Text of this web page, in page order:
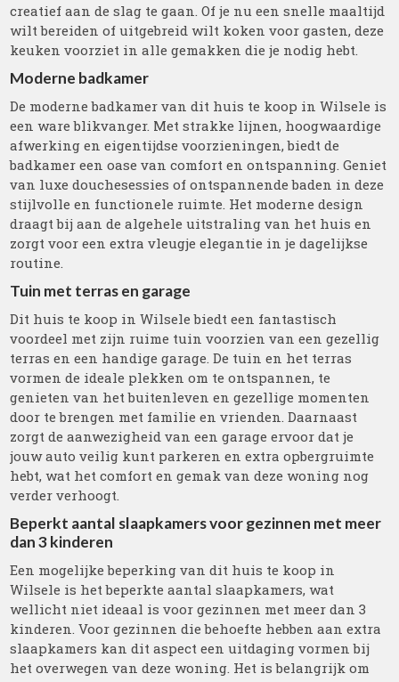
creatief aan de slag te gaan. Of je nu een snelle maaltijd
wilt bereiden of uitgebreid wilt koken voor gasten, deze
keuken voorziet in alle gemakken die je nodig hebt.
Moderne badkamer
De moderne badkamer van dit huis te koop in Wilsele is
een ware blikvanger. Met strakke lijnen, hoogwaardige
afwerking en eigentijdse voorzieningen, biedt de
badkamer een oase van comfort en ontspanning. Geniet
van luxe douchesessies of ontspannende baden in deze
stijlvolle en functionele ruimte. Het moderne design
draagt bij aan de algehele uitstraling van het huis en
zorgt voor een extra vleugje elegantie in je dagelijkse
routine.
Tuin met terras en garage
Dit huis te koop in Wilsele biedt een fantastisch
voordeel met zijn ruime tuin voorzien van een gezellig
terras en een handige garage. De tuin en het terras
vormen de ideale plekken om te ontspannen, te
genieten van het buitenleven en gezellige momenten
door te brengen met familie en vrienden. Daarnaast
zorgt de aanwezigheid van een garage ervoor dat je
jouw auto veilig kunt parkeren en extra opbergruimte
hebt, wat het comfort en gemak van deze woning nog
verder verhoogt.
Beperkt aantal slaapkamers voor gezinnen met meer
dan 3 kinderen
Een mogelijke beperking van dit huis te koop in
Wilsele is het beperkte aantal slaapkamers, wat
wellicht niet ideaal is voor gezinnen met meer dan 3
kinderen. Voor gezinnen die behoefte hebben aan extra
slaapkamers kan dit aspect een uitdaging vormen bij
het overwegen van deze woning. Het is belangrijk om